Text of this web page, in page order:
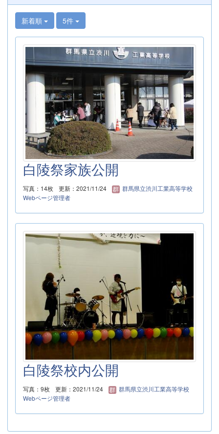
新着順 5件
白陵祭家族公開
写真：14枚 更新：2021/11/24
群馬県立渋川工業高等学校
Webページ管理者
白陵祭校内公開
写真：9枚 更新：2021/11/24
群馬県立渋川工業高等学校
Webページ管理者